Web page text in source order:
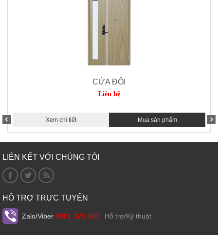
CỬA ĐÔI
Liên hệ
Xem chi tiết Mua sản phẩm
LIÊN KẾT VỚI CHÚNG TÔI
HỖ TRỢ TRỰC TUYẾN
Zalo/Viber 0901 328 328 Hỗ trợ/Kỹ thuật